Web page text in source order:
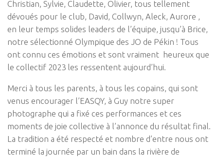
Christian, Sylvie, Claudette, Olivier, tous tellement
dévoués pour le club, David, Collwyn, Aleck, Aurore ,
en leur temps solides leaders de l’équipe, jusqu’à Brice,
notre sélectionné Olympique des JO de Pékin ! Tous
ont connu ces émotions et sont vraiment heureux que
le collectif 2023 les ressentent aujourd’hui.
Merci à tous les parents, à tous les copains, qui sont
venus encourager l’EASQY, à Guy notre super
photographe qui a fixé ces performances et ces
moments de joie collective à l’annonce du résultat final.
La tradition a été respecté et nombre d’entre nous ont
terminé la journée par un bain dans la rivière de